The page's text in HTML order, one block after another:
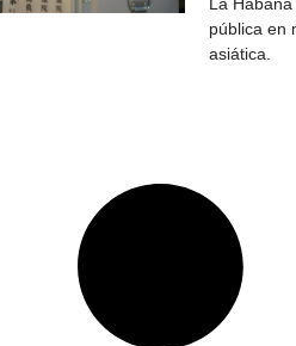
La
pública en
asiática.